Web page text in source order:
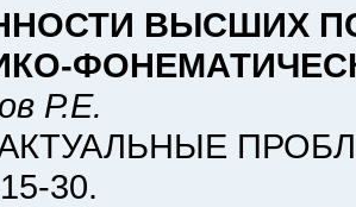
ВЫСШИХ
Р.Е.
АКТУАЛЬНЫЕ
30.